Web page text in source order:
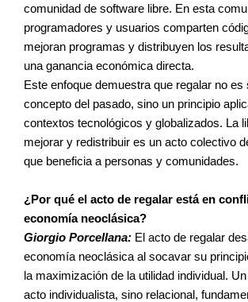
comunidad de software libre. En esta
programadores y usuarios comparten
mejoran programas y distribuyen los
una ganancia económica directa.
Este enfoque demuestra que regalar no es
concepto del pasado, sino un principio
contextos tecnológicos y globalizados. La
mejorar y redistribuir es un acto colectivo
que beneficia a personas y comunidades.
¿Por qué el acto de regalar está en
economía neoclásica?
Giorgio Porcellana: El acto de regalar
economía neoclásica al socavar su
la maximización de la utilidad individual.
acto individualista, sino relacional,